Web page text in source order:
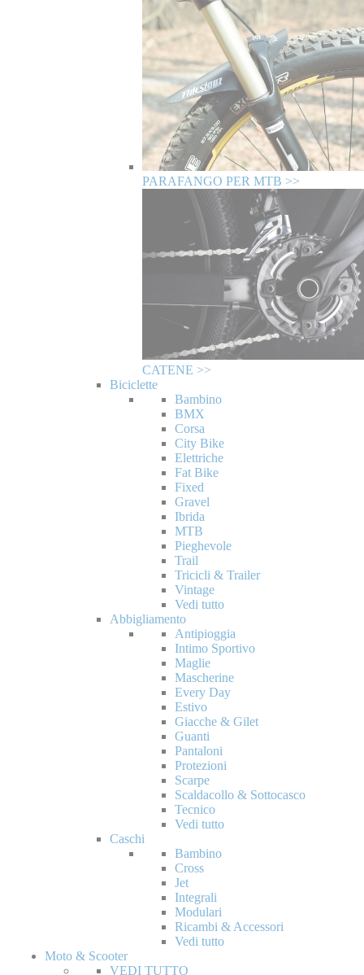
PARAFANGO PER MTB >>
CATENE >>
Biciclette
Bambino
BMX
Corsa
City Bike
Elettriche
Fat Bike
Fixed
Gravel
Ibrida
MTB
Pieghevole
Trail
Tricicli & Trailer
Vintage
Vedi tutto
Abbigliamento
Antipioggia
Intimo Sportivo
Maglie
Mascherine
Every Day
Estivo
Giacche & Gilet
Guanti
Pantaloni
Protezioni
Scarpe
Scaldacollo & Sottocasco
Tecnico
Vedi tutto
Caschi
Bambino
Cross
Jet
Integrali
Modulari
Ricambi & Accessori
Vedi tutto
Moto & Scooter
VEDI TUTTO